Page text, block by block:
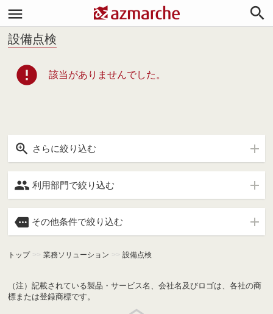


設備点検
error 該当がありませんでした。
 さらに絞り込む
 利用部門で絞り込む
 その他条件で絞り込む
トップ >> 業務ソリューション >> 設備点検
（注）記載されている製品・サービス名、会社名及びロゴは、各社の商
標または登録商標です。